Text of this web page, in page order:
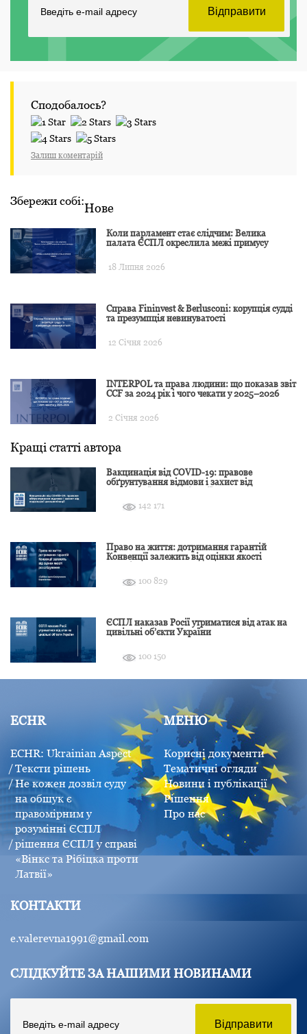
Сподобалось?
Залиш коментарій
Збережи собі:Нове
Коли парламент стає слідчим: Велика
палата ЄСПЛ окреслила межі примусу
18 Липня 2026
Справа Fininvest & Berlusconi: корупція судді
та презумпція невинуватості
12 Січня 2026
INTERPOL та права людини: що показав звіт
CCF за 2024 рік і чого чекати у 2025–2026
2 Січня 2026
Кращі статті автора
Вакцинація від COVID-19: правове
обґрунтування відмови і захист від
142 171
Право на життя: дотримання гарантій
Конвенції залежить від оцінки якості
100 829
ЄСПЛ наказав Росії утриматися від атак на
цивільні об’єкти України
100 150
ECHR
ECHR: Ukrainian Aspect
Тексти рішень
Не кожен дозвіл суду
на обшук є
правомірним у
розумінні ЄСПЛ
рішення ЄСПЛ у справі
«Вінкс та Рібіцка проти
Латвії»
МЕНЮ
Корисні документи
Тематичні огляди
Новини і публікації
Рішення
Про нас
КОНТАКТИ
e.valerevna1991@gmail.com
СЛІДКУЙТЕ ЗА НАШИМИ НОВИНАМИ